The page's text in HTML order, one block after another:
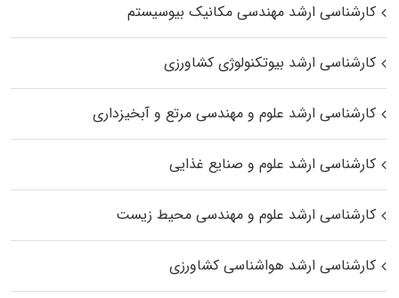
کارشناسی ارشد مهندسی مکانیک بیوسیستم
کارشناسی ارشد بیوتکنولوژی کشاورزی
کارشناسی ارشد علوم و مهندسی مرتع و آبخیزداری
کارشناسی ارشد علوم و صنایع غذایی
کارشناسی ارشد علوم و مهندسی محیط زیست
کارشناسی ارشد هواشناسی کشاورزی